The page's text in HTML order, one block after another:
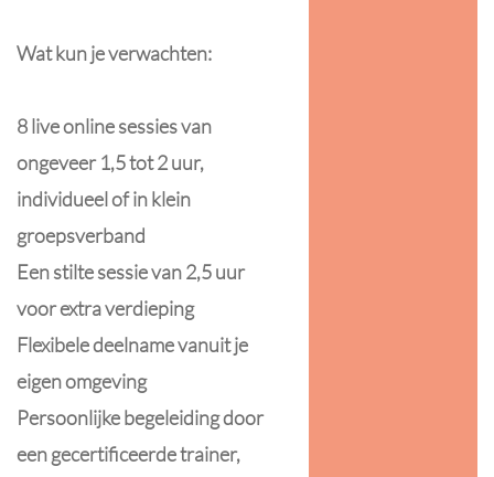
Wat kun je verwachten:
8 live online sessies van
ongeveer 1,5 tot 2 uur,
individueel of in klein
groepsverband
Een stilte sessie van 2,5 uur
voor extra verdieping
Flexibele deelname vanuit je
eigen omgeving
Persoonlijke begeleiding door
een gecertificeerde trainer,